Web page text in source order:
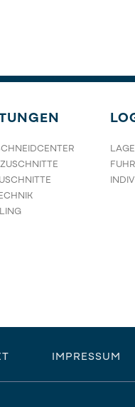
IMPRESSUM